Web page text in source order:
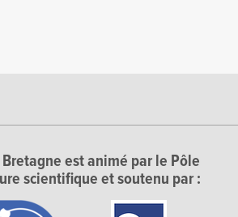
Bretagne est animé par le Pôle
scientifique et soutenu par :